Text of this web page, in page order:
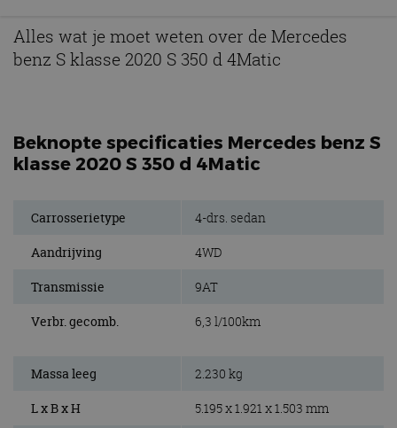
Alles wat je moet weten over de Mercedes
benz S klasse 2020 S 350 d 4Matic
Beknopte specificaties Mercedes benz S
klasse 2020 S 350 d 4Matic
Carrosserietype 4-drs. sedan
Aandrijving 4WD
Transmissie 9AT
Verbr. gecomb. 6,3 l/100km
Massa leeg 2.230 kg
L x B x H 5.195 x 1.921 x 1.503 mm